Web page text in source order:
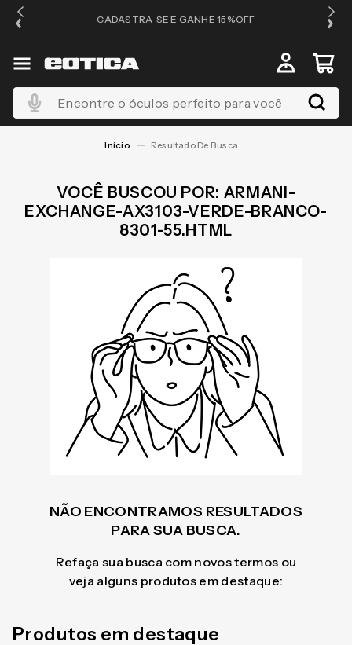
CADASTRA-SE E GANHE 15%OFF
Encontre o óculos perfeito para você
ARMANI-
EXCHANGE-AX3103-VERDE-BRANCO-
8301-55.HTML
NÃO ENCONTRAMOS RESULTADOS
PARA SUA BUSCA.
Refaça sua busca com novos termos ou
veja alguns produtos em destaque:
Produtos em destaque